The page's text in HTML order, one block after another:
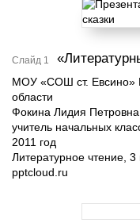
Слайд 1
МОУ «СОШ ст. Евсино»
области
Фокина Лидия Петровна,
учитель начальных
2011 год
Литературное чтение, 3
pptcloud.ru